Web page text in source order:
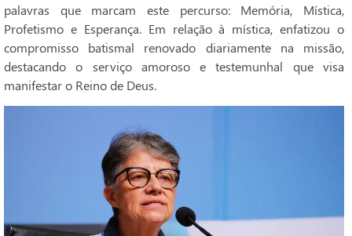
palavras que marcam este percurso: Memória, Mística,
Profetismo e Esperança. Em relação à mística, enfatizou o
compromisso batismal renovado diariamente na missão,
destacando o serviço amoroso e testemunhal que visa
manifestar o Reino de Deus.